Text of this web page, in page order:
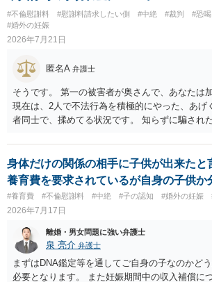
#不倫慰謝料 #慰謝料請求したい側 #中絶 #裁判
#恐
#婚外の妊娠
2026年7月21日
匿名A 弁護士
そうです。 第一の被害者が奥さんで、あなたは
現在は、2人で不法行為を積極的にやった、あげ
者同士で、揉めてる状況です。 知らずに騙され
というだけですから。
身体だけの関係の相手に子供が出来たと
養育費を要求されているが自身の子供か
#養育費 #不倫慰謝料 #中絶 #子の認知 #婚外の妊娠
2026年7月17日
離婚・男女問題に強い弁護士
泉 亮介 弁護士
まずはDNA鑑定等を通してご自身の子なのかど
必要となります。 また妊娠期間中の収入補償に